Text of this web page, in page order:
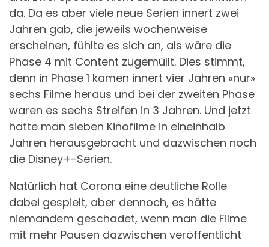
da. Da es aber viele neue Serien innert zwei
Jahren gab, die jeweils wochenweise
erscheinen, fühlte es sich an, als wäre die
Phase 4 mit Content zugemüllt. Dies stimmt,
denn in Phase 1 kamen innert vier Jahren «nur»
sechs Filme heraus und bei der zweiten Phase
waren es sechs Streifen in 3 Jahren. Und jetzt
hatte man sieben Kinofilme in eineinhalb
Jahren herausgebracht und dazwischen noch
die Disney+-Serien.
Natürlich hat Corona eine deutliche Rolle
dabei gespielt, aber dennoch, es hätte
niemandem geschadet, wenn man die Filme
mit mehr Pausen dazwischen veröffentlicht